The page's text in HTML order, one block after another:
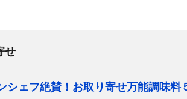
せ
シェフ絶賛！お取り寄せ万能調味料